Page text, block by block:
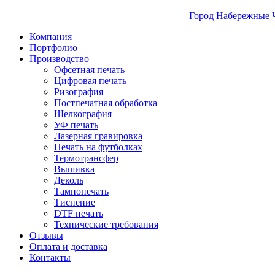
Город Набережные
Компания
Портфолио
Производство
Офсетная печать
Цифровая печать
Ризография
Постпечатная обработка
Шелкография
УФ печать
Лазерная гравировка
Печать на футболках
Термотрансфер
Вышивка
Деколь
Тампопечать
Тиснение
DTF печать
Технические требования
Отзывы
Оплата и доставка
Контакты